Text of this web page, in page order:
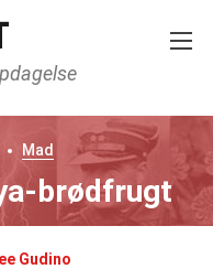
Mad
brødfrugt
Gudino